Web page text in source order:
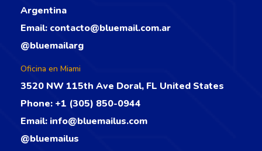
Argentina
Email: contacto@bluemail.com.ar
@bluemailarg
Oficina en Miami
3520 NW 115th Ave Doral, FL United States
Phone: +1 (305) 850-0944
Email: info@bluemailus.com
@bluemailus